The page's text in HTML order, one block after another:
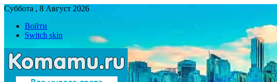
Суббота , 8 Август 2026
Войти
Switch skin